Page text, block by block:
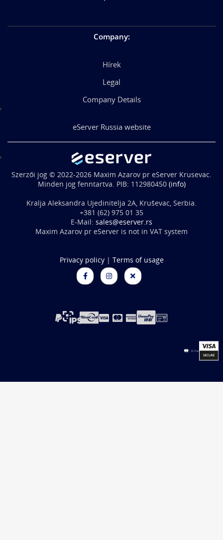
Company:
Hírek
Legal
Company Details
eServer Russia website
Szerzői jog © 2022-2026 Maxim Azarov pr eServer Krusevac.
Minden jog fenntartva. PIB: 112980450 (info)
Kralja Aleksandra Ujedinitelja 2A, Kruševac, Serbia.
+381 (62) 975 01 35
E-Mail: sales@eserver.rs
Maxim Azarov pr eServer is not in VAT system
Privacy policy| Terms of usage